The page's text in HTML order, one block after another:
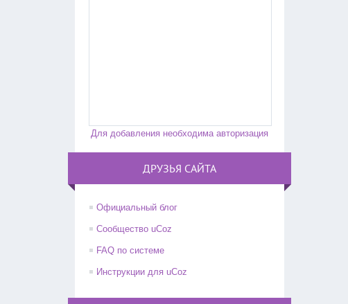
Для добавления необходима авторизация
ДРУЗЬЯ САЙТА
Официальный блог
Сообщество uCoz
FAQ по системе
Инструкции для uCoz